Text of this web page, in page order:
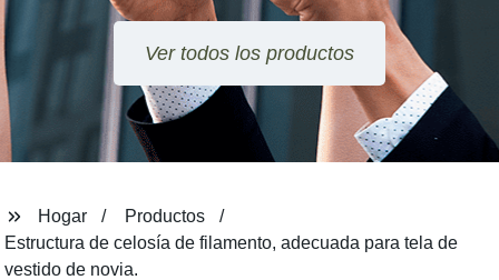
Hogar
Productos
Estructura de celosía de filamento, adecuada para tela de
vestido de novia.